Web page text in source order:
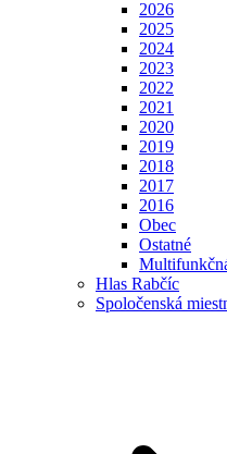
2026
2025
2024
2023
2022
2021
2020
2019
2018
2017
2016
Obec
Ostatné
Hlas Rabčíc
Spoločenská